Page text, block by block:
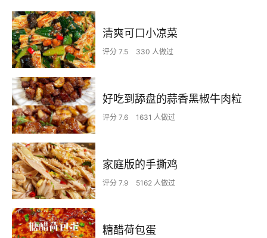
清爽可口小凉菜
评分 7.5 330 人做过
好吃到舔盘的蒜香黑椒牛肉粒
评分 7.6 1631 人做过
家庭版的手撕鸡
评分 7.9 5162 人做过
糖醋荷包蛋